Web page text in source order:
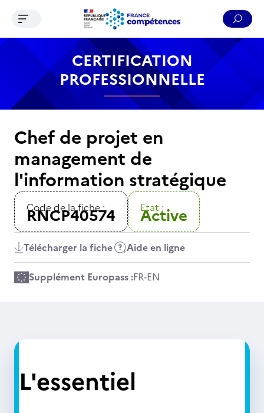
Contenu Recherche Menu Pied de page
Ouvrir le menu de navigation
CERTIFICATION
PROFESSIONNELLE
Chef de projet en
management de
l'information stratégique
Code de la fiche :
RNCP40574 Etat :
Active
Télécharger la fiche Aide en ligne
Supplément Europass :FR-EN
L'essentiel